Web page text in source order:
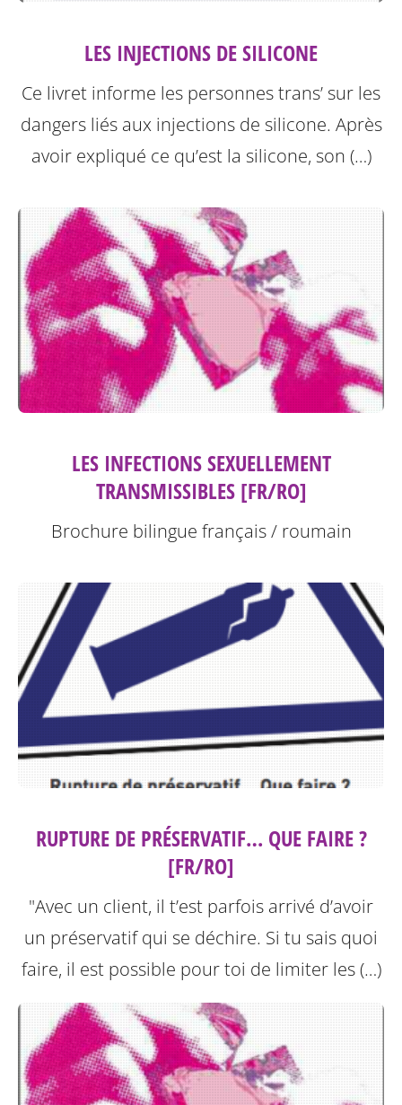
LES INJECTIONS DE SILICONE
Ce livret informe les personnes trans’ sur les
dangers liés aux injections de silicone. Après
avoir expliqué ce qu’est la silicone, son (…)
LES INFECTIONS SEXUELLEMENT
TRANSMISSIBLES [FR/RO]
Brochure bilingue français / roumain
RUPTURE DE PRÉSERVATIF… QUE FAIRE ?
[FR/RO]
"Avec un client, il t’est parfois arrivé d’avoir
un préservatif qui se déchire. Si tu sais quoi
faire, il est possible pour toi de limiter les (…)